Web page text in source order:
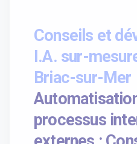
Conseils et
I.A. sur-
Briac-sur-Mer
processus